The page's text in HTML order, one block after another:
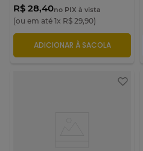
R$ 28,40no PIX à vista
(ou em até 1x R$ 29,90)
ADICIONAR À SACOLA